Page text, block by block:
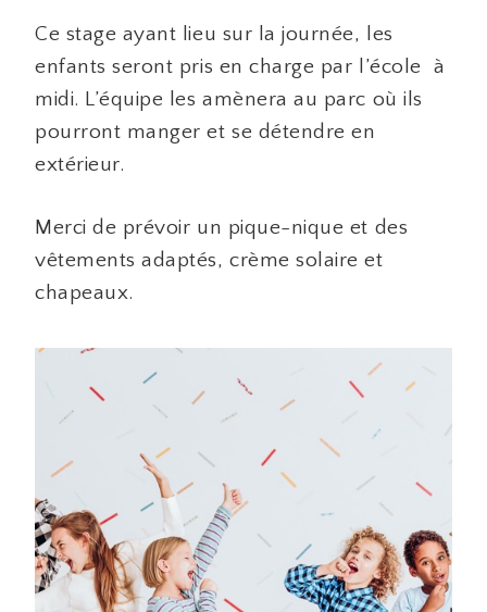
Ce stage ayant lieu sur la journée, les
enfants seront pris en charge par l’école à
midi. L’équipe les amènera au parc où ils
pourront manger et se détendre en
extérieur.
Merci de prévoir un pique-nique et des
vêtements adaptés, crème solaire et
chapeaux.